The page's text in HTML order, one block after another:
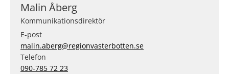
Malin Åberg
Kommunikationsdirektör
E-post
malin.aberg@regionvasterbotten.se
Telefon
090-785 72 23